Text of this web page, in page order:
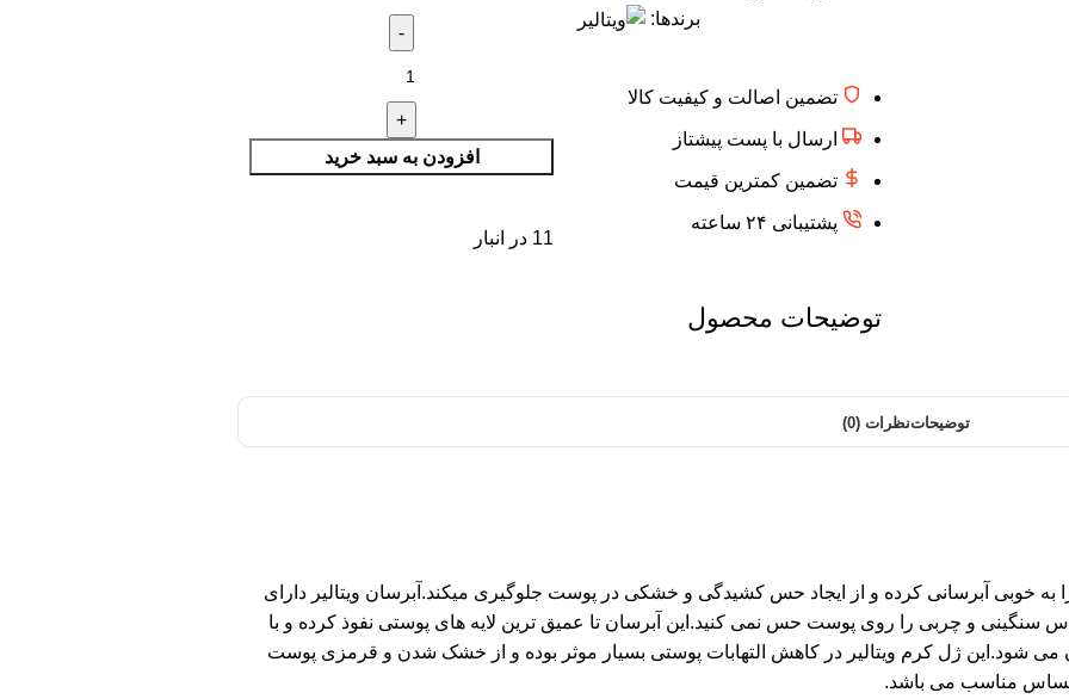
برندها:
تضمین اصالت و کیفیت کالا
ارسال با پست پیشتاز
تضمین کمترین قیمت
پشتیبانی ۲۴ ساعته
افزودن به سبد خرید
11 در انبار
توضیحات محصول
توضیحاتنظرات (0)
به خوبی آبرسانی کرده و از ایجاد حس کشیدگی و خشکی در پوست جلوگیری میکند.آبرسان ویتالیر دارای
و چربی را روی پوست حس نمی کنید.این آبرسان تا عمیق ترین لایه های پوستی نفوذ کرده و با
ژل کرم ویتالیر در کاهش التهابات پوستی بسیار موثر بوده و از خشک شدن و قرمزی پوست
مناسب می باشد.